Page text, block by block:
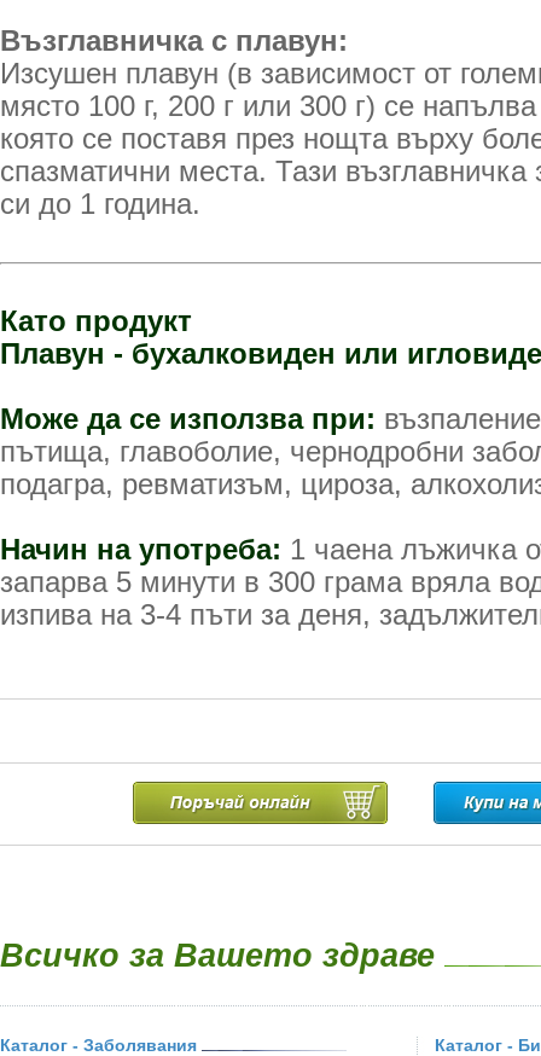
Възглавничка с плавун:
Изсушен плавун (в зависимост от
място 100 г, 200 г или 300 г) се
която се поставя през нощта върху
спазматични места. Тази възглавничка
си до 1 година.
Като продукт
Плавун - бухалковиден или
Може да се използва при:
пътища, главоболие, чернодробни
подагра, ревматизъм, цироза,
Начин на употреба: 1 чаена лъжичка
запарва 5 минути в 300 грама вряла
изпива на 3-4 пъти за деня,
Всичко за Вашето здраве
Каталог - Заболявания Каталог -